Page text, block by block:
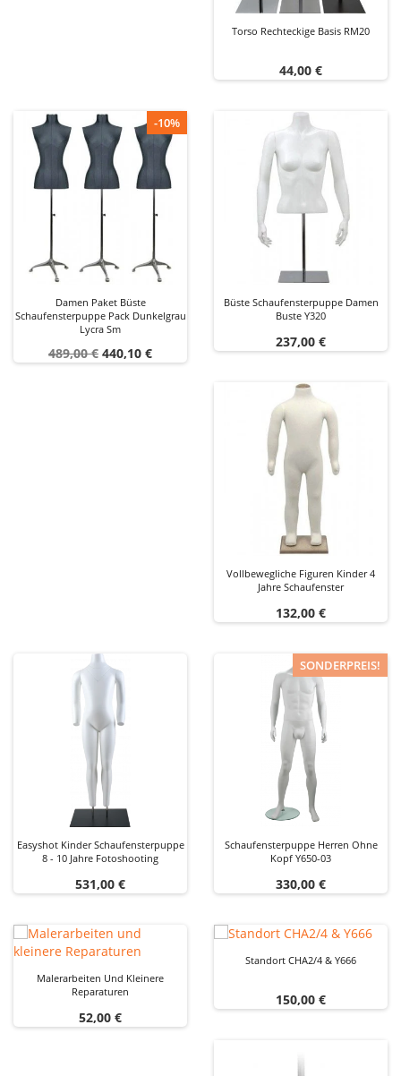
Torso Rechteckige Basis RM20
Preis
44,00 €
-10%
Damen Paket Büste
Schaufensterpuppe Pack Dunkelgrau
Lycra Sm
Verkaufspreis
489,00 € Preis
440,10 €
Büste Schaufensterpuppe Damen
Buste Y320
Preis
237,00 €
Vollbewegliche Figuren Kinder 4
Jahre Schaufenster
Preis
132,00 €
Easyshot Kinder Schaufensterpuppe
8 - 10 Jahre Fotoshooting
Preis
531,00 €
SONDERPREIS!
Schaufensterpuppe Herren Ohne
Kopf Y650-03
Preis
330,00 €
Malerarbeiten Und Kleinere
Reparaturen
Preis
52,00 €
Standort CHA2/4 & Y666
Preis
150,00 €